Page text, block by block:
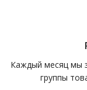
Каждый месяц мы
группы